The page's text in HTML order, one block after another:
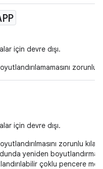
için devre dışı.
zorunlu
için devre dışı.
zorunlu kılar.
yeniden
çoklu pencere